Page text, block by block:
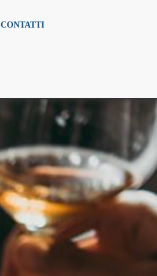
CONTATTI